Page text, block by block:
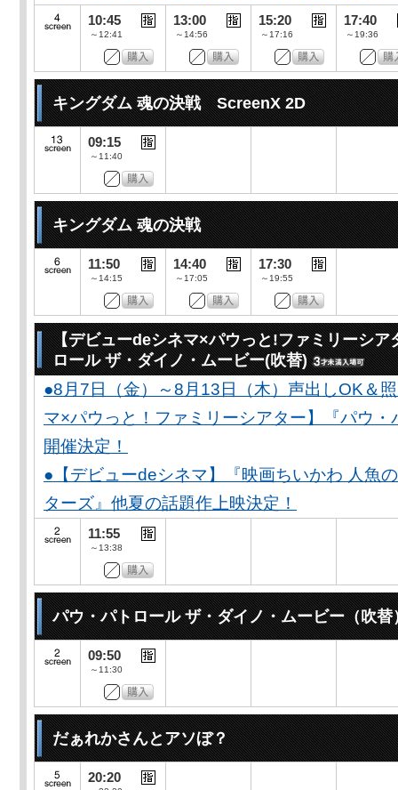
10:45
～12:41
13:00
～14:56
15:20
～17:16
17:40
～19:36
キングダム 魂の決戦 ScreenX 2D
09:15
～11:40
キングダム 魂の決戦
11:50
～14:15
14:40
～17:05
17:30
～19:55
【デビューdeシネマ×パウっと!ファミリーシア
ロール ザ・ダイノ・ムービー(吹替)
●8月7日（金）～8月13日（木）声出しOK＆
マ×パウっと！ファミリーシアター】『パウ
開催決定！
●【デビューdeシネマ】『映画ちいかわ 人魚
ターズ』他夏の話題作上映決定！
11:55
～13:38
パウ・パトロール ザ・ダイノ・ムービー（吹替
09:50
～11:30
だぁれかさんとアソぼ？
20:20